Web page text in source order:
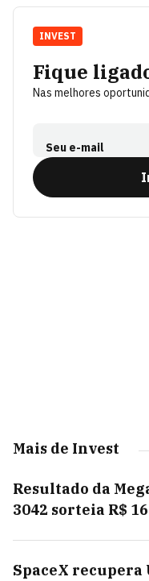
Fique
Nas melhores
Seu e-mail
INVEST
Mais de Invest
Resultado da
3042 sorteia R$
SpaceX recupera